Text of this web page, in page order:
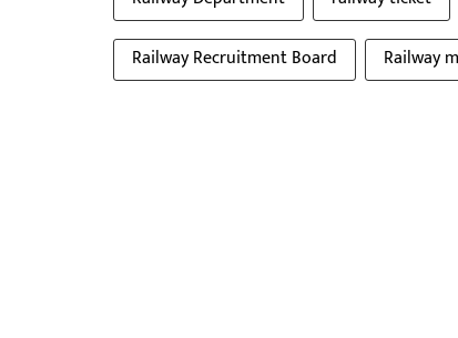
Railway Recruitment Board
Railway